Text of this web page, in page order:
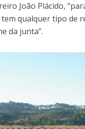
João Plácido,
qualquer tipo de
da junta”.